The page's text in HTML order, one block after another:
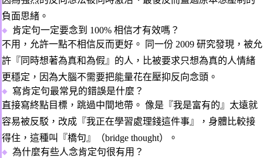
負面思緒。
肯定句一定要念到 100% 相信才有效嗎？
不用，允許一點不相信反而更好。
同一份 2009 研究發現，被允
許『同時想著為真和為假』的人，比被要求只想為真的人情緒
更穩定，因為大腦不需要把能量花在壓抑反向念頭。
寫肯定句最常見的錯誤是什麼？
直接寫終點目標，跳過中間地帶。 像是『我是富有的』太遠就
容易被反駁，改成『我正在學習處理錢這件事』，身體比較接
得住，這種叫『橋句』（bridge thought）。
為什麼有些人念肯定句很有用？